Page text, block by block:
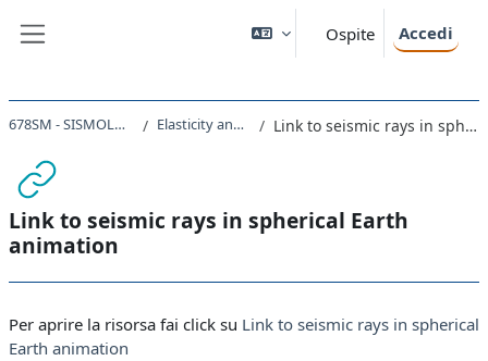
Ospite Accedi
678SM - SISMOLOGIA 2019/2020 Elasticity and body waves Link to seismic rays in spherical Earth animation
Link to seismic rays in spherical Earth
animation
Per aprire la risorsa fai click su Link to seismic rays in spherical
Earth animation